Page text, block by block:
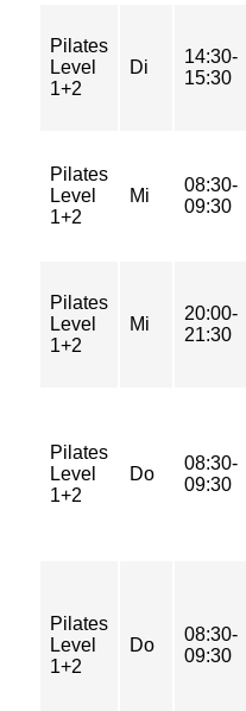
Pilates
Level
1+2
Di
14:30-
15:30
Pilates
Level
1+2
Mi
08:30-
09:30
Pilates
Level
1+2
Mi
20:00-
21:30
Pilates
Level
1+2
Do
08:30-
09:30
Pilates
Level
1+2
Do
08:30-
09:30